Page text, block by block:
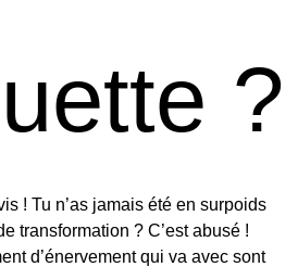
?
! Tu n’as jamais été en surpoids
transformation ? C’est abusé !
d’énervement qui va avec sont